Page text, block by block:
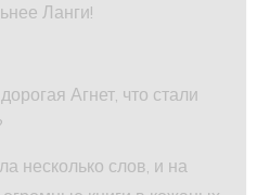
Ланги!
Агнет, что стали
несколько слов, и на